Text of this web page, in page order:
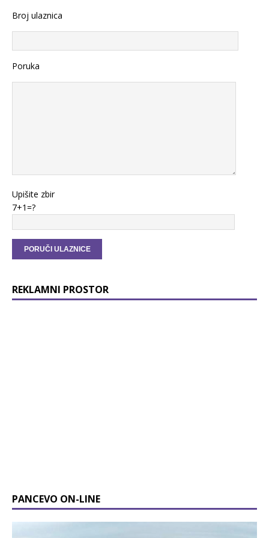
Broj ulaznica
Poruka
Upišite zbir
7+1=?
REKLAMNI PROSTOR
PANCEVO ON-LINE